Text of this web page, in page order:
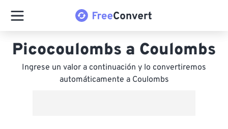
Picocoulombs a Coulombs
Ingrese un valor a continuación y lo convertiremos
automáticamente a Coulombs